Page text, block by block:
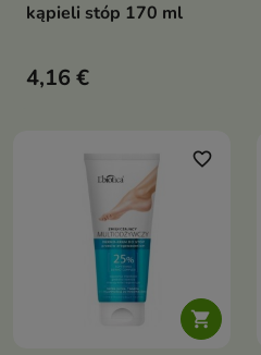
kąpieli stóp 170 ml
4,16 €

favorite_border